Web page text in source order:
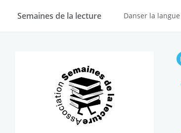
Semaines de la lecture Danser la langue